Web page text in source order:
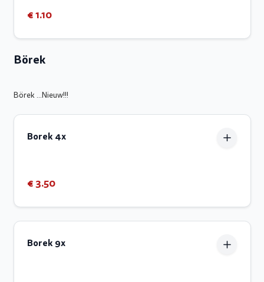
€ 1.10
Börek
Börek ...Nieuw!!!
Borek 4x
€ 3.50
Borek 9x